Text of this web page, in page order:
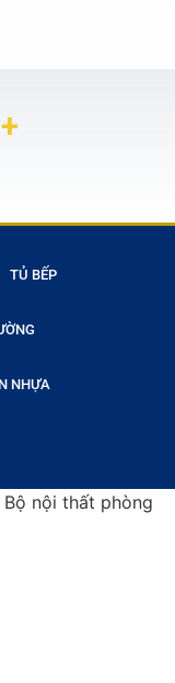
TỦ BẾP
NHỰA
Bộ nội thất phòng